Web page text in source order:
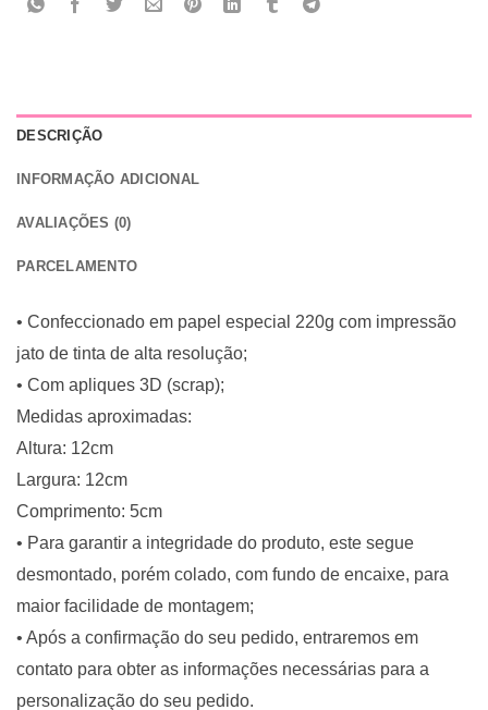
DESCRIÇÃO
INFORMAÇÃO ADICIONAL
AVALIAÇÕES (0)
PARCELAMENTO
• Confeccionado em papel especial 220g com impressão
jato de tinta de alta resolução;
• Com apliques 3D (scrap);
Medidas aproximadas:
Altura: 12cm
Largura: 12cm
Comprimento: 5cm
• Para garantir a integridade do produto, este segue
desmontado, porém colado, com fundo de encaixe, para
maior facilidade de montagem;
• Após a confirmação do seu pedido, entraremos em
contato para obter as informações necessárias para a
personalização do seu pedido.